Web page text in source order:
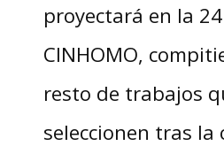
proyectará en la
CINHOMO,
resto de trabajos
seleccionen tras la